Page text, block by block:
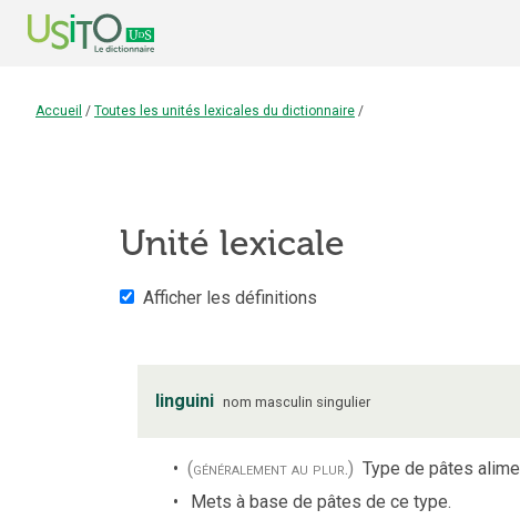
Accueil / Toutes les unités lexicales du dictionnaire /
Unité lexicale
Afficher les définitions
linguini nom masculin singulier
(généralement au plur.) Type de pâtes
Mets à base de pâtes de ce type.